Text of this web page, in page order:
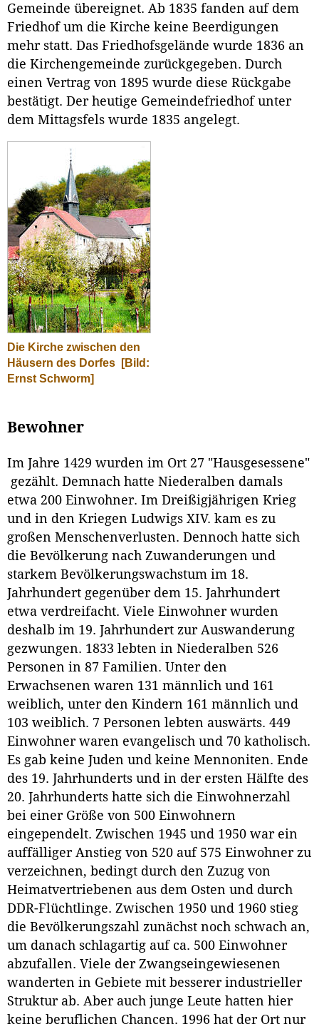
Gemeinde übereignet. Ab 1835 fanden auf dem
Friedhof um die Kirche keine Beerdigungen
mehr statt. Das Friedhofsgelände wurde 1836 an
die Kirchengemeinde zurückgegeben. Durch
einen Vertrag von 1895 wurde diese Rückgabe
bestätigt. Der heutige Gemeindefriedhof unter
dem Mittagsfels wurde 1835 angelegt.
Die Kirche zwischen den
Häusern des Dorfes
[Bild:
Ernst Schworm]
Bewohner
Im Jahre 1429 wurden im Ort 27 "Hausgesessene"
gezählt. Demnach hatte Niederalben damals
etwa 200 Einwohner. Im Dreißigjährigen Krieg
und in den Kriegen Ludwigs XIV. kam es zu
großen Menschenverlusten. Dennoch hatte sich
die Bevölkerung nach Zuwanderungen und
starkem Bevölkerungswachstum im 18.
Jahrhundert gegenüber dem 15. Jahrhundert
etwa verdreifacht. Viele Einwohner wurden
deshalb im 19. Jahrhundert zur Auswanderung
gezwungen. 1833 lebten in Niederalben 526
Personen in 87 Familien. Unter den
Erwachsenen waren 131 männlich und 161
weiblich, unter den Kindern 161 männlich und
103 weiblich. 7 Personen lebten auswärts. 449
Einwohner waren evangelisch und 70 katholisch.
Es gab keine Juden und keine Mennoniten. Ende
des 19. Jahrhunderts und in der ersten Hälfte des
20. Jahrhunderts hatte sich die Einwohnerzahl
bei einer Größe von 500 Einwohnern
eingependelt. Zwischen 1945 und 1950 war ein
auffälliger Anstieg von 520 auf 575 Einwohner zu
verzeichnen, bedingt durch den Zuzug von
Heimatvertriebenen aus dem Osten und durch
DDR-Flüchtlinge. Zwischen 1950 und 1960 stieg
die Bevölkerungszahl zunächst noch schwach an,
um danach schlagartig auf ca. 500 Einwohner
abzufallen. Viele der Zwangseingewiesenen
wanderten in Gebiete mit besserer industrieller
Struktur ab. Aber auch junge Leute hatten hier
keine beruflichen Chancen. 1996 hat der Ort nur